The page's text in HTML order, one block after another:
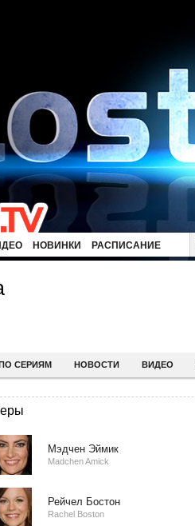
НОВИНКИ РАСПИСАНИЕ
СЕРИЯМ НОВОСТИ ВИДЕО
Мэдчен Эймик
Madchen Amick
Рейчел Бостон
Rachel Boston